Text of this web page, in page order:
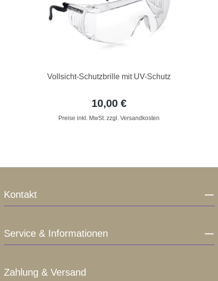
Vollsicht-Schutzbrille mit UV-Schutz
10,00 €
Preise inkl. MwSt. zzgl. Versandkosten
Kontakt
Service & Informationen
Zahlung & Versand